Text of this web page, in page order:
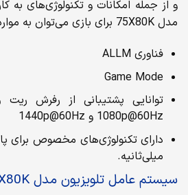
و از جمله امکانات و تکنولوژی‌های به
مدل 75X80K برای بازی می‌توان به موارد زیر اشاره کرد:
فناوری ALLM
Game Mode
1080p@60Hz و 1440p@60Hz
میلی‌ثانیه.
سیستم عامل تلویزیون مدل 75X80K برند سونی